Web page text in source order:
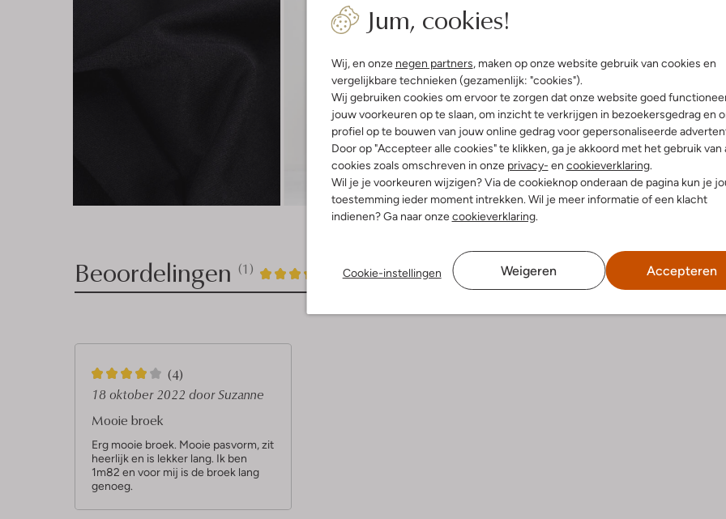
Jum, cookies!
Wij, en onze negen partners, maken op onze website gebruik van cookies en
vergelijkbare technieken (gezamenlijk: "cookies").
Wij gebruiken cookies om ervoor te zorgen dat onze website goed
jouw voorkeuren op te slaan, om inzicht te verkrijgen in bezoekersgedrag en
profiel op te bouwen van jouw online gedrag voor gepersonaliseerde
Door op "Accepteer alle cookies" te klikken, ga je akkoord met het gebruik van
cookies zoals omschreven in onze privacy- en cookieverklaring.
Wil je je voorkeuren wijzigen? Via de cookieknop onderaan de pagina kun je
toestemming ieder moment intrekken. Wil je meer informatie of een klacht
indienen? Ga naar onzecookieverklaring.
Cookie-instellingen Weigeren Accepteren
Ontdek de look Ontdek de look
Product informatie
Beoordelingen (1) 4/5
1
4
4
S
t
e
r
r
e
(4)
18 oktober 2022 door Suzanne
Mooie broek
Erg mooie broek. Mooie pasvorm, zit
heerlijk en is lekker lang. Ik ben
1m82 en voor mij is de broek lang
genoeg.